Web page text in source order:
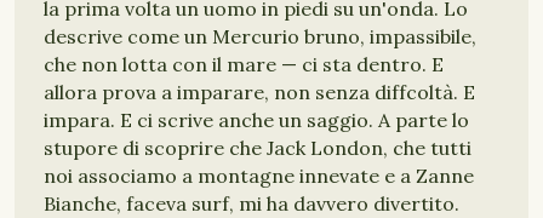
la prima volta un uomo in piedi su un'onda. Lo
descrive come un Mercurio bruno, impassibile,
che non lotta con il mare — ci sta dentro. E
allora prova a imparare, non senza diffcoltà. E
impara. E ci scrive anche un saggio. A parte lo
stupore di scoprire che Jack London, che tutti
noi associamo a montagne innevate e a Zanne
Bianche, faceva surf, mi ha davvero divertito.